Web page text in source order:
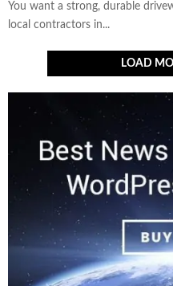
You want a strong, durable
local contractors in...
LOAD